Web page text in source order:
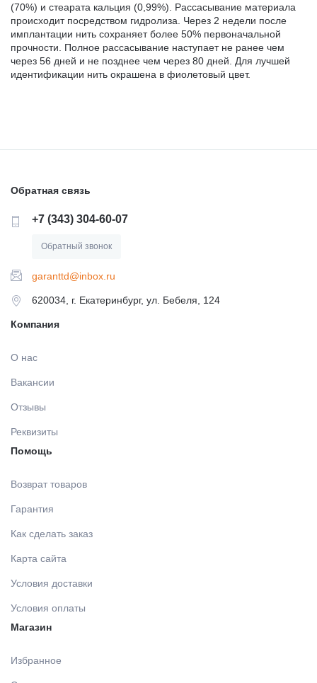
(70%) и стеарата кальция (0,99%). Рассасывание материала
происходит посредством гидролиза. Через 2 недели после
имплантации нить сохраняет более 50% первоначальной
прочности. Полное рассасывание наступает не ранее чем
через 56 дней и не позднее чем через 80 дней. Для лучшей
идентификации нить окрашена в фиолетовый цвет.
Обратная связь
+7 (343) 304-60-07
Обратный звонок
garanttd@inbox.ru
620034, г. Екатеринбург, ул. Бебеля, 124
Компания
О нас
Вакансии
Отзывы
Реквизиты
Помощь
Возврат товаров
Гарантия
Как сделать заказ
Карта сайта
Условия доставки
Условия оплаты
Магазин
Избранное